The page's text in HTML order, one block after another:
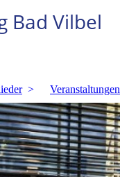
Bad Vilbel
Veranstaltungen